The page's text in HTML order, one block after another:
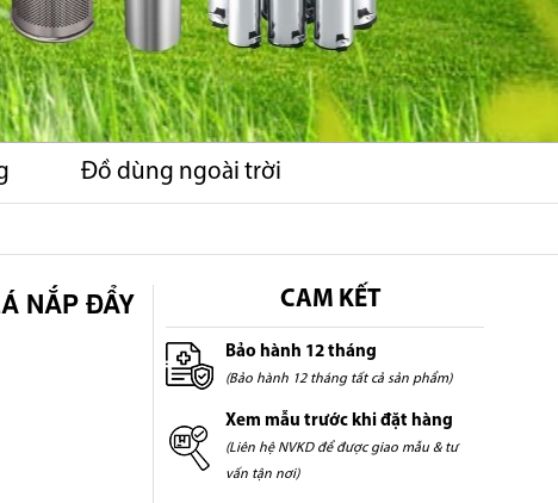
Đồ dùng ngoài trời
NẮP ĐẨY CAM KẾT
Bảo hành 12 tháng
(Bảo hành 12 tháng tất cả sản phẩm)
Xem mẫu trước khi đặt hàng
(Liên hệ NVKD để được giao mẫu & tư
vấn tận nơi)